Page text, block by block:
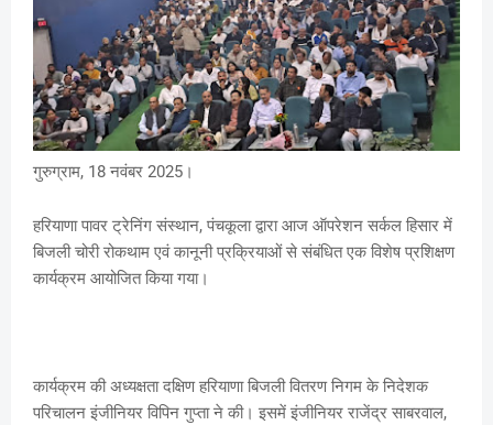
गुरुग्राम, 18 नवंबर 2025।
हरियाणा पावर ट्रेनिंग संस्थान, पंचकूला द्वारा आज ऑपरेशन सर्कल हिसार में
बिजली चोरी रोकथाम एवं कानूनी प्रक्रियाओं से संबंधित एक विशेष प्रशिक्षण
कार्यक्रम आयोजित किया गया।
कार्यक्रम की अध्यक्षता दक्षिण हरियाणा बिजली वितरण निगम के निदेशक
परिचालन इंजीनियर विपिन गुप्ता ने की। इसमें इंजीनियर राजेंद्र साबरवाल,